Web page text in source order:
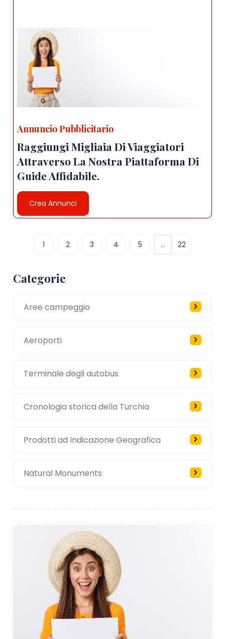
Annuncio Pubblicitario
Raggiungi Migliaia Di Viaggiatori
Attraverso La Nostra Piattaforma Di
Guide Affidabile.
Crea Annunci
1 2 3 4 5 ... 22
Categorie
Aree campeggio
Aeroporti
Terminale degli autobus
Cronologia storica della Turchia
Prodotti ad Indicazione Geografica
Natural Monuments